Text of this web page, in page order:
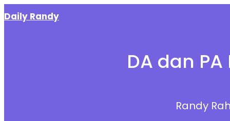
to
Daily Randy
DA dan
Randy